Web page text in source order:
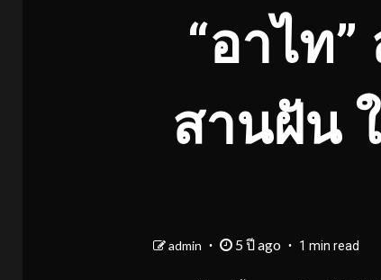
“อาไท
สานฝัน
admin 5 ปี ago 1 min read